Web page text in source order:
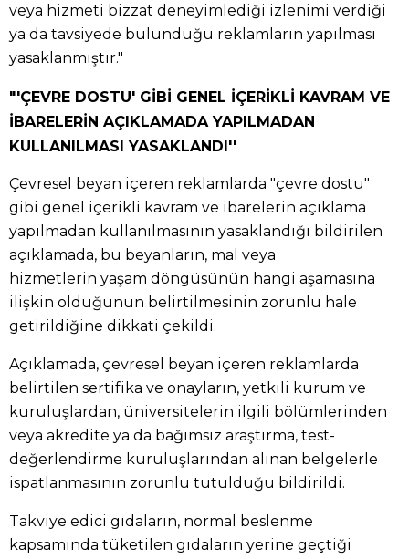
veya hizmeti bizzat deneyimlediği izlenimi verdiği
ya da tavsiyede bulunduğu reklamların yapılması
yasaklanmıştır."
"'ÇEVRE DOSTU' GİBİ GENEL İÇERİKLİ KAVRAM VE
İBARELERİN AÇIKLAMADA YAPILMADAN
KULLANILMASI YASAKLANDI''
Çevresel beyan içeren reklamlarda "çevre dostu"
gibi genel içerikli kavram ve ibarelerin açıklama
yapılmadan kullanılmasının yasaklandığı bildirilen
açıklamada, bu beyanların, mal veya
hizmetlerin yaşam döngüsünün hangi aşamasına
ilişkin olduğunun belirtilmesinin zorunlu hale
getirildiğine dikkati çekildi.
Açıklamada, çevresel beyan içeren reklamlarda
belirtilen sertifika ve onayların, yetkili kurum ve
kuruluşlardan, üniversitelerin ilgili bölümlerinden
veya akredite ya da bağımsız araştırma, test-
değerlendirme kuruluşlarından alınan belgelerle
ispatlanmasının zorunlu tutulduğu bildirildi.
Takviye edici gıdaların, normal beslenme
kapsamında tüketilen gıdaların yerine geçtiği